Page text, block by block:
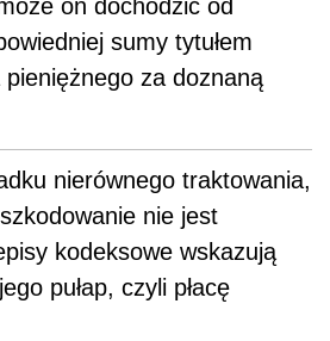
on dochodzić od
sumy tytułem
za doznaną
nierównego traktowania,
nie jest
kodeksowe wskazują
pułap, czyli płacę